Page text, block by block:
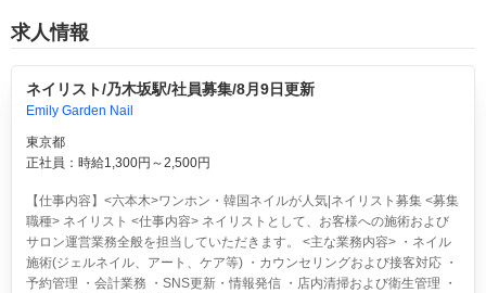
求人情報
ネイリスト/乃木坂駅/社員募集/8月9日更新
Emily Garden Nail
東京都
正社員：時給1,300円～2,500円
【仕事内容】<六本木>ワンホン・韓国ネイルが人気|ネイリスト募集 <募集
職種> ネイリスト <仕事内容> ネイリストとして、お客様への施術および
サロン運営業務全般を担当していただきます。 <主な業務内容> ・ネイル
施術(ジェルネイル、アート、ケア等) ・カウンセリングおよび接客対応 ・
予約管理 ・会計業務 ・SNS更新・情報発信 ・店内清掃および衛生管理 ・